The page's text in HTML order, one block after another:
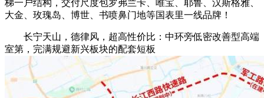
梯一户结构，交付尺度包罗弗兰卡、唯宝、耶鲁、汉斯格雅、
大金、玫瑰岛、博世、书喷鼻门地等国表里一线品牌！
长宁天山，德律风，超高性价比：中环旁低密改善型高端
室第，完满规避新兴板块的配套短板